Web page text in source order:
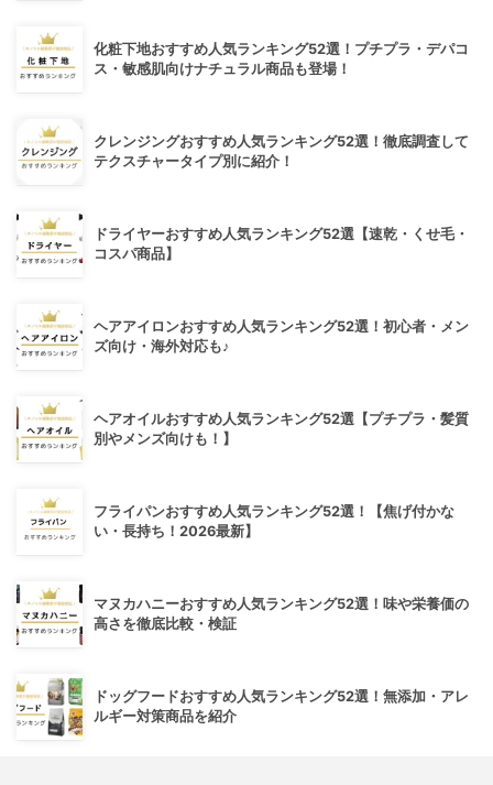
化粧下地おすすめ人気ランキング52選！プチプラ・デパコ
ス・敏感肌向けナチュラル商品も登場！
クレンジングおすすめ人気ランキング52選！徹底調査して
テクスチャータイプ別に紹介！
ドライヤーおすすめ人気ランキング52選【速乾・くせ毛・
コスパ商品】
ヘアアイロンおすすめ人気ランキング52選！初心者・メン
ズ向け・海外対応も♪
ヘアオイルおすすめ人気ランキング52選【プチプラ・髪質
別やメンズ向けも！】
フライパンおすすめ人気ランキング52選！【焦げ付かな
い・長持ち！2026最新】
マヌカハニーおすすめ人気ランキング52選！味や栄養価の
高さを徹底比較・検証
ドッグフードおすすめ人気ランキング52選！無添加・アレ
ルギー対策商品を紹介